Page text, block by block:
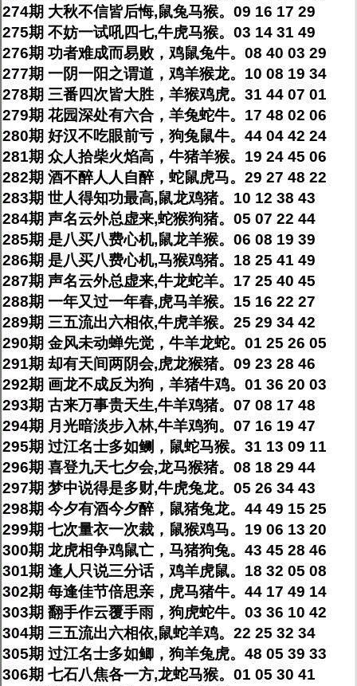
274期 大秋不信皆后悔,鼠兔马猴。09 16 17 29
275期 不妨一试吼四七,牛虎马猴。03 14 31 49
276期 功者难成而易败，鸡鼠兔牛。08 40 03 29
277期 一阴一阳之谓道，鸡羊猴龙。10 08 19 34
278期 三番四次皆大胜，羊猴鸡虎。31 44 07 01
279期 花园深处有六合，羊兔蛇牛。17 48 02 06
280期 好汉不吃眼前亏，狗兔鼠牛。44 04 42 24
281期 众人拾柴火焰高，牛猪羊猴。19 24 45 06
282期 酒不醉人人自醉，蛇鼠虎马。29 27 48 22
283期 世人得知功最高,鼠龙鸡猪。10 12 38 43
284期 声名云外总虚来,蛇猴狗猪。05 07 22 44
285期 是八买八费心机,鼠龙羊猴。06 08 19 39
286期 是八买八费心机,马猴鸡猪。18 25 41 49
287期 声名云外总虚来,牛龙蛇羊。17 25 40 45
288期 一年又过一年春,虎马羊猴。15 16 22 27
289期 三五流出六相依,牛虎羊猴。25 29 34 42
290期 金风未动蝉先觉，牛羊龙蛇。01 25 26 05
291期 却有天间两阴会,虎龙猴猪。09 23 28 46
292期 画龙不成反为狗，羊猪牛鸡。01 36 20 03
293期 古来万事贵天生,牛羊鸡猪。07 08 17 48
294期 月光暗淡步入林,牛羊鸡狗。07 16 19 47
295期 过江名士多如鲗，鼠蛇马猴。31 13 09 11
296期 喜登九天七夕会,龙马猴猪。08 18 29 44
297期 梦中说得是多财,牛虎兔龙。05 26 34 43
298期 今夕有酒今夕醉，鼠猪兔龙。44 49 15 25
299期 七次量衣一次裁，鼠猴鸡马。19 06 13 20
300期 龙虎相争鸡鼠亡，马猪狗兔。43 45 28 46
301期 逢人只说三分话，鸡羊虎鼠。18 32 05 08
302期 每逢佳节倍思亲，虎马猪牛。44 17 49 14
303期 翻手作云覆手雨，狗虎蛇牛。03 36 10 42
304期 三五流出六相依,鼠蛇羊鸡。22 25 32 34
305期 过江名士多如鲫，狗羊兔虎。48 05 39 33
306期 七石八焦各一方,龙蛇马猴。01 05 30 41